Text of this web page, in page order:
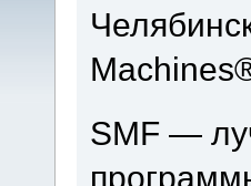
SMF —